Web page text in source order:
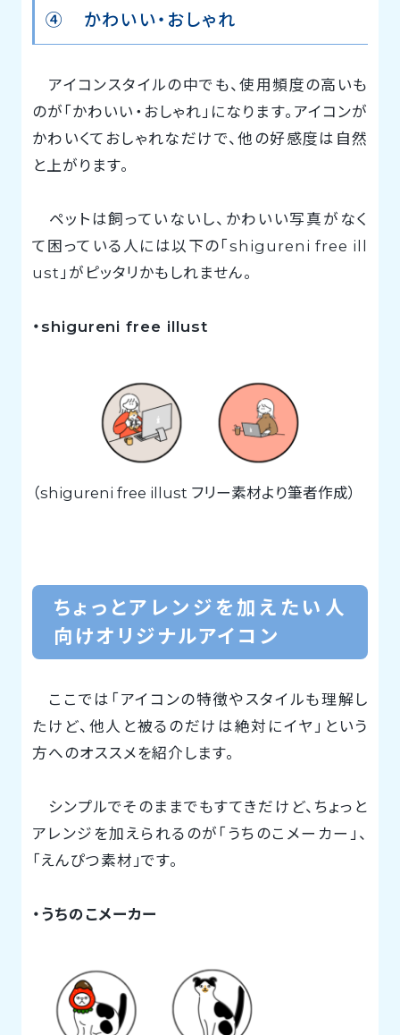
④ かわいい・おしゃれ
アイコンスタイルの中でも、使用頻度の高いも
のが「かわいい・おしゃれ」になります。アイコンが
かわいくておしゃれなだけで、他の好感度は自然
と上がります。
ペットは飼っていないし、かわいい写真がなく
て困っている人には以下の「shigureni free ill
ust」がピッタリかもしれません。
・shigureni free illust
（shigureni free illust フリー素材より筆者作成）
ちょっとアレンジを加えたい人
向けオリジナルアイコン
ここでは「アイコンの特徴やスタイルも理解し
たけど、他人と被るのだけは絶対にイヤ」という
方へのオススメを紹介します。
シンプルでそのままでもすてきだけど、ちょっと
アレンジを加えられるのが「うちのこメーカー」、
「えんぴつ素材」です。
・うちのこメーカー